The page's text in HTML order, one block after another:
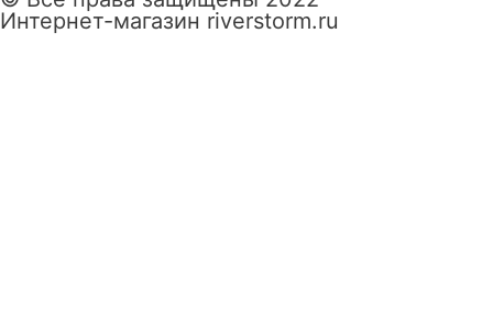
Интернет-магазин riverstorm.ru